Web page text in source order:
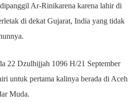
Ar-Rinikarena karena lahir di
di dekat Gujarat, India yang tidak
22 Dzulhijjah 1096 H/21 September
untuk pertama kalinya berada di Aceh
Muda.